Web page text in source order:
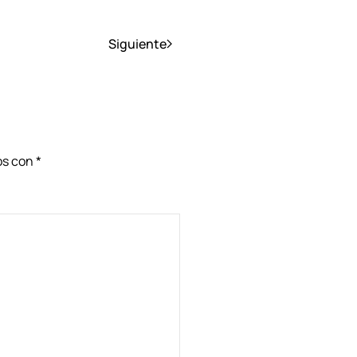
Siguiente
con*